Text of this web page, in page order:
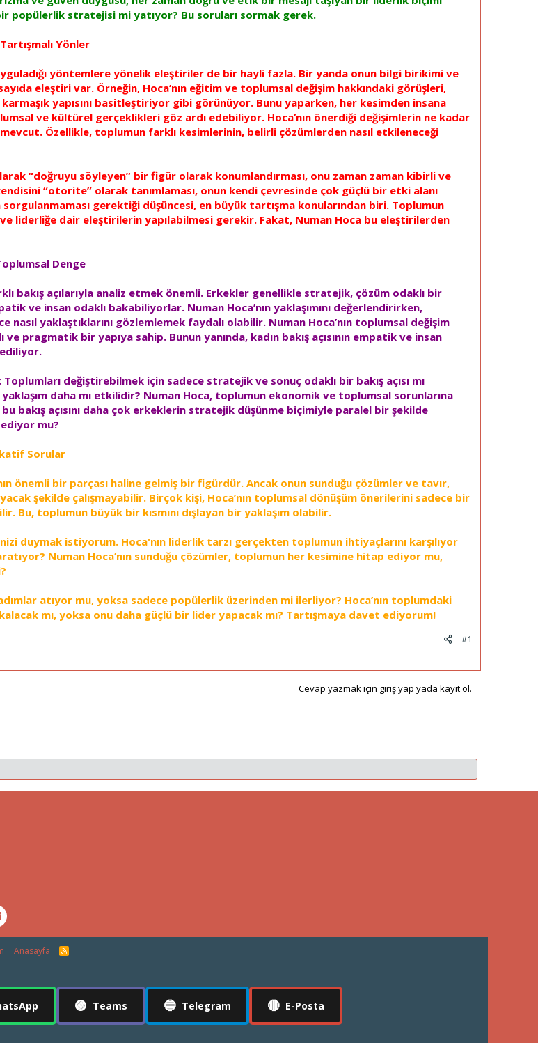
popülerlik stratejisi mi yatıyor? Bu soruları sormak gerek.
Yönler
yöntemlere yönelik eleştiriler de bir hayli fazla. Bir yanda onun bilgi birikimi ve
eleştiri var. Örneğin, Hoca’nın eğitim ve toplumsal değişim hakkındaki görüşleri,
yapısını basitleştiriyor gibi görünüyor. Bunu yaparken, her kesimden insana
ve kültürel gerçeklikleri göz ardı edebiliyor. Hoca’nın önerdiği değişimlerin ne kadar
Özellikle, toplumun farklı kesimlerinin, belirli çözümlerden nasıl etkileneceği
“doğruyu söyleyen” bir figür olarak konumlandırması, onu zaman zaman kibirli ve
“otorite” olarak tanımlaması, onun kendi çevresinde çok güçlü bir etki alanı
gerektiği düşüncesi, en büyük tartışma konularından biri. Toplumun
liderliğe dair eleştirilerin yapılabilmesi gerekir. Fakat, Numan Hoca bu eleştirilerden
Denge
bakış açılarıyla analiz etmek önemli. Erkekler genellikle stratejik, çözüm odaklı bir
ve insan odaklı bakabiliyorlar. Numan Hoca’nın yaklaşımını değerlendirirken,
nasıl yaklaştıklarını gözlemlemek faydalı olabilir. Numan Hoca’nın toplumsal değişim
pragmatik bir yapıya sahip. Bunun yanında, kadın bakış açısının empatik ve insan
değiştirebilmek için sadece stratejik ve sonuç odaklı bir bakış açısı mı
daha mı etkilidir? Numan Hoca, toplumun ekonomik ve toplumsal sorunlarına
bakış açısını daha çok erkeklerin stratejik düşünme biçimiyle paralel bir şekilde
mu?
Sorular
önemli bir parçası haline gelmiş bir figürdür. Ancak onun sunduğu çözümler ve tavır,
şekilde çalışmayabilir. Birçok kişi, Hoca’nın toplumsal dönüşüm önerilerini sadece bir
toplumun büyük bir kısmını dışlayan bir yaklaşım olabilir.
duymak istiyorum. Hoca'nın liderlik tarzı gerçekten toplumun ihtiyaçlarını karşılıyor
Numan Hoca’nın sunduğu çözümler, toplumun her kesimine hitap ediyor mu,
atıyor mu, yoksa sadece popülerlik üzerinden mi ilerliyor? Hoca’nın toplumdaki
mı, yoksa onu daha güçlü bir lider yapacak mı? Tartışmaya davet ediyorum!
#1
Cevap yazmak için giriş yap yada kayıt ol.
Anasayfa
R
S
🟣 Teams 🔵 Telegram 🔴 E-Posta